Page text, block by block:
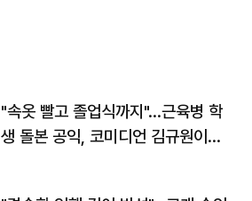
"속옷 빨고 졸업식까지"…근육병 학
생 돌본 공익, 코미디언 김규원이었